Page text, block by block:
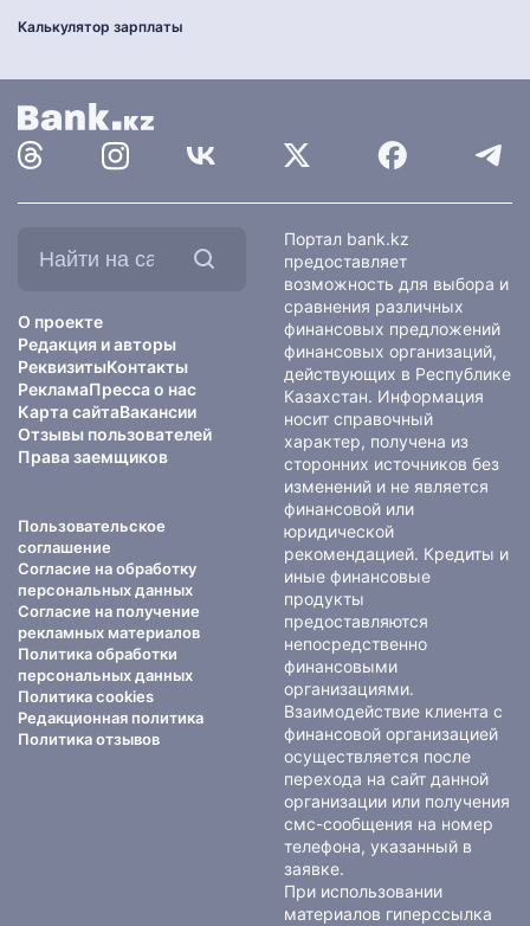
Калькулятор зарплаты
О проекте
Редакция и авторы
РеквизитыКонтакты
РекламаПресса о нас
Карта сайтаВакансии
Отзывы пользователей
Права заемщиков
Пользовательское
соглашение
Согласие на обработку
персональных данных
Согласие на получение
рекламных материалов
Политика обработки
персональных данных
Политика cookies
Редакционная политика
Политика отзывов
Портал bank.kz
предоставляет
возможность для выбора и
сравнения различных
финансовых предложений
финансовых организаций,
действующих в Республике
Казахстан. Информация
носит справочный
характер, получена из
сторонних источников без
изменений и не является
финансовой или
юридической
рекомендацией. Кредиты и
иные финансовые
продукты
предоставляются
непосредственно
финансовыми
организациями.
Взаимодействие клиента с
финансовой организацией
осуществляется после
перехода на сайт данной
организации или получения
смс-сообщения на номер
телефона, указанный в
заявке.
При использовании
материалов гиперссылка